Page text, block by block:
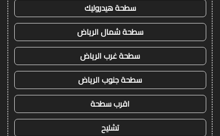
سطحة هيدروليك
سطحة شمال الرياض
سطحة غرب الرياض
سطحة جنوب الرياض
اقرب سطحة
تشليح